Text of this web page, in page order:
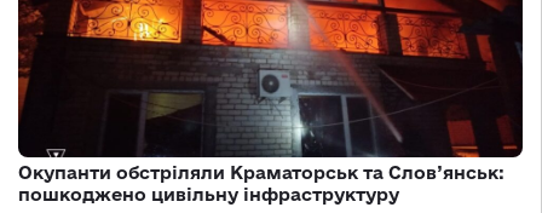
Окупанти обстріляли Краматорськ та Слов’янськ:
пошкоджено цивільну інфраструктуру